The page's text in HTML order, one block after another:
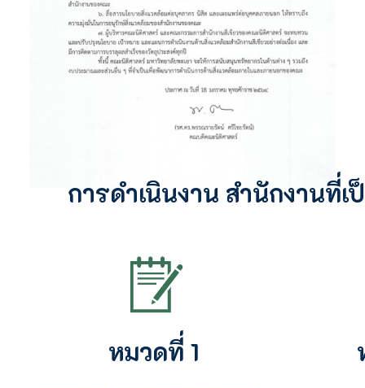
การดำเนินงาน สำนักงานที่
หมวดที่ 1